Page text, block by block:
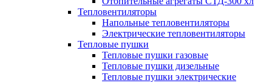
Тепловентиляторы
Напольные тепловентиляторы
Электрические тепловентиляторы
Тепловые пушки
Тепловые пушки газовые
Тепловые пушки дизельные
Тепловые пушки электрические